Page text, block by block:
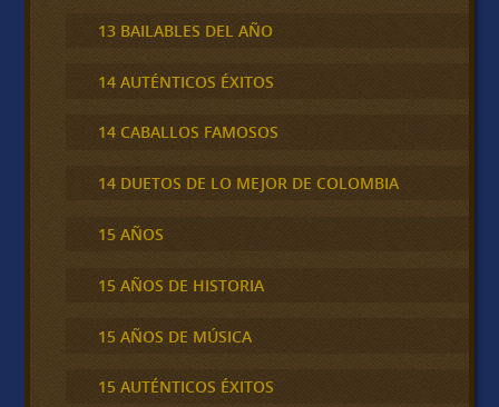
13 BAILABLES DEL AÑO
14 AUTÉNTICOS ÉXITOS
14 CABALLOS FAMOSOS
14 DUETOS DE LO MEJOR DE COLOMBIA
15 AÑOS
15 AÑOS DE HISTORIA
15 AÑOS DE MÚSICA
15 AUTÉNTICOS ÉXITOS